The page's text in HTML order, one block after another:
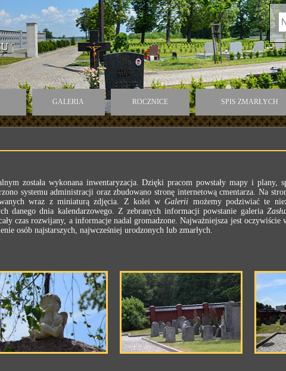
GALERIA ROCZNICE SPIS ZMARŁYCH
została wykonana inwentaryzacja. Dzięki pracom powstały mapy i plany,
systemu administracji oraz zbudowano stronę internetową cmentarza. Na
wraz z miniaturą zdjęcia. Z kolei wGalerii możemy podziwiać te
danego dnia kalendarzowego. Z zebranych informacji powstanie galeria
czas rozwijany, a informacje nadal gromadzone. Najważniejsza jest
osób najstarszych, najwcześniej urodzonych lub zmarłych.